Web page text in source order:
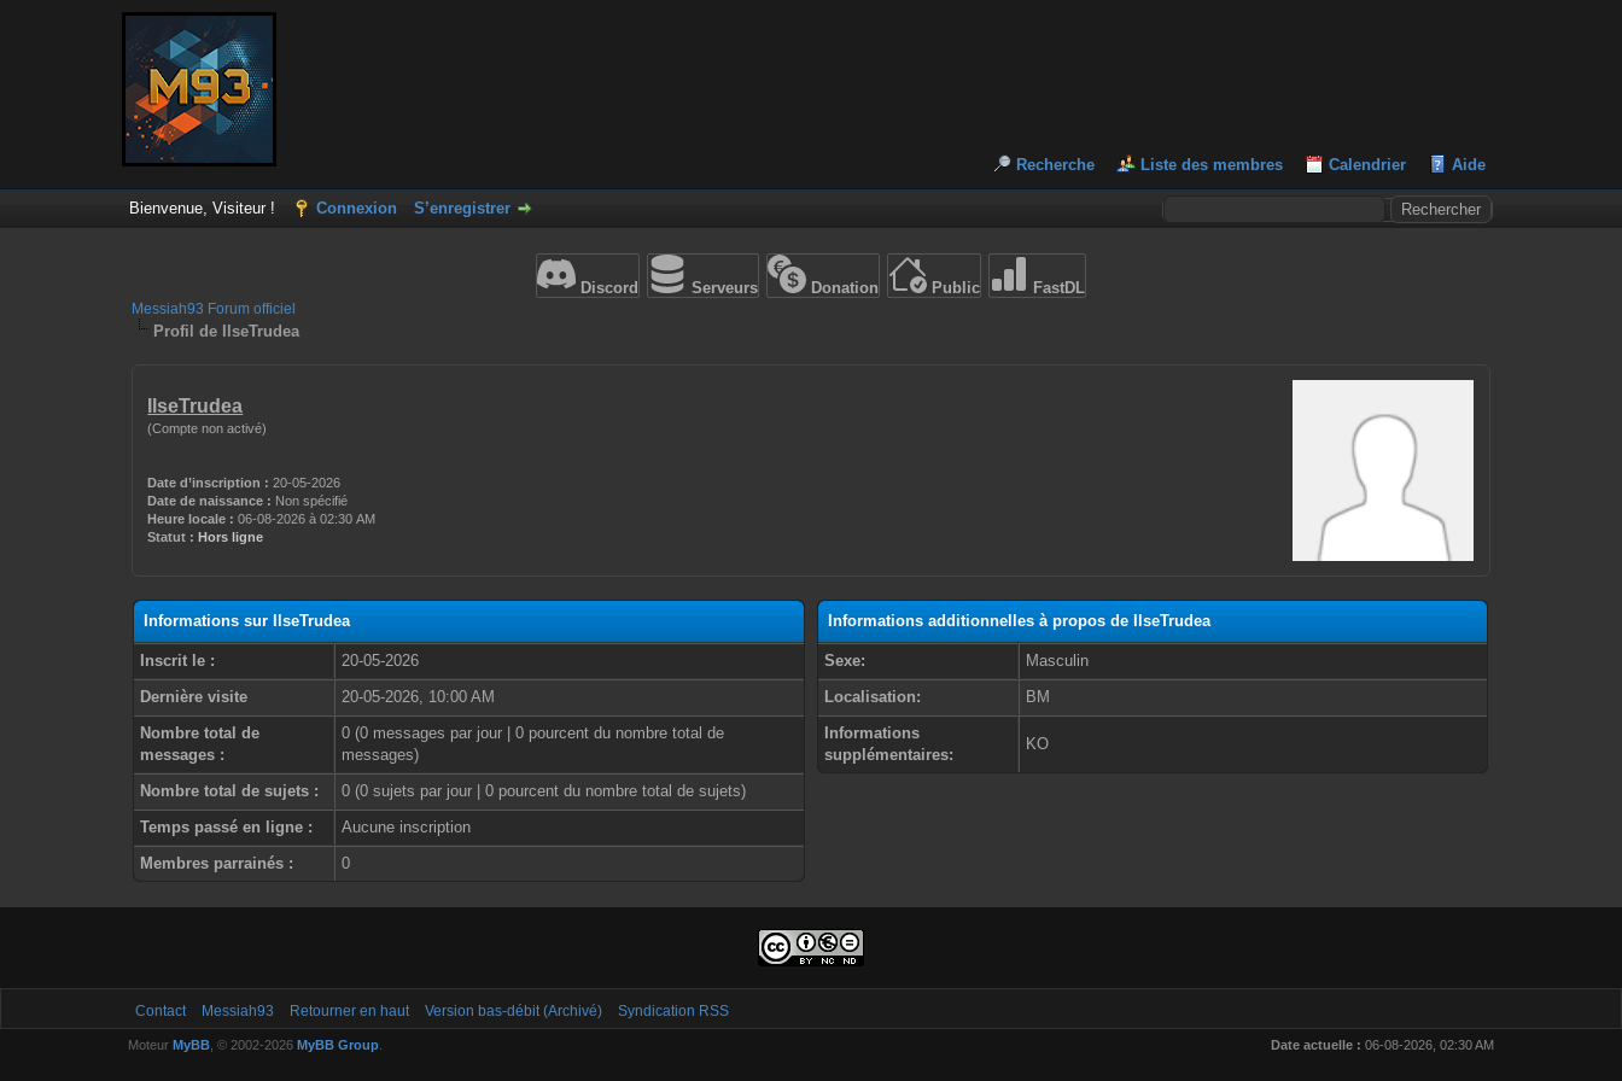
Recherche Liste des membres Calendrier Aide
Bienvenue, Visiteur ! Connexion S’enregistrer
Discord Serveurs Donation Public FastDL
Messiah93 Forum officiel
Profil de IlseTrudea
IlseTrudea
(Compte non activé)
Date d’inscription : 20-05-2026
Date de naissance : Non spécifié
Heure locale : 06-08-2026 à 02:30 AM
Statut : Hors ligne
Informations sur IlseTrudea
Inscrit le :
20-05-2026
Dernière visite
20-05-2026, 10:00 AM
Nombre total de
messages :
0 (0 messages par jour | 0 pourcent du nombre total de
messages)
Nombre total de sujets :
0 (0 sujets par jour | 0 pourcent du nombre total de sujets)
Temps passé en ligne :
Aucune inscription
Membres parrainés :
0
Informations additionnelles à propos de IlseTrudea
Sexe:
Masculin
Localisation:
BM
Informations
supplémentaires:
KO
Contact Messiah93 Retourner en haut Version bas-débit (Archivé) Syndication RSS
Date actuelle : 06-08-2026, 02:30 AM
Moteur MyBB, © 2002-2026 MyBB Group.